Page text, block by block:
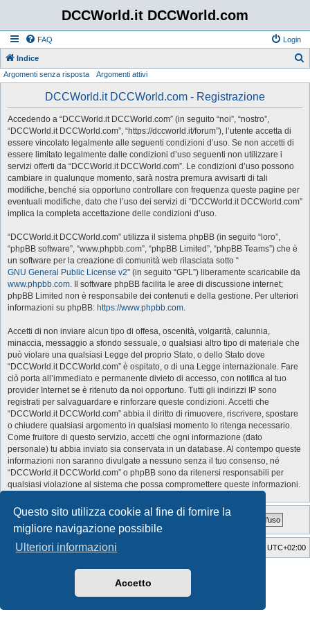
Questo sito utilizza cookie al fine di fornire la
migliore navigazione possibile
Ulteriori informazioni
Accetto
DCCWorld.it DCCWorld.com
FAQ Login
Indice
Argomenti senza risposta Argomenti attivi
DCCWorld.it DCCWorld.com - Registrazione
Accedendo a “DCCWorld.it DCCWorld.com” (in seguito “noi”, “nostro”,
“DCCWorld.it DCCWorld.com”, “https://dccworld.it/forum”), l’utente accetta di
essere vincolato legalmente alle seguenti condizioni d’uso. Se non accetti di
essere limitato legalmente dalle condizioni d’uso seguenti non utilizzare i
servizi offerti da “DCCWorld.it DCCWorld.com”. Le condizioni d’uso possono
cambiare in qualunque momento, sarà nostra premura avvisarti di tali
modifiche, benché sia opportuno controllare con frequenza queste pagine per
eventuali modifiche, dato che l’uso dei servizi di “DCCWorld.it DCCWorld.com”
implica la completa accettazione delle condizioni d’uso.
“DCCWorld.it DCCWorld.com” utilizza il sistema phpBB (in seguito “loro”,
“phpBB software”, “www.phpbb.com”, “phpBB Limited”, “phpBB Teams”) che è
un software per la creazione di comunità web rilasciata sotto “
GNU General Public License v2” (in seguito “GPL”) liberamente scaricabile da
www.phpbb.com. Il software phpBB facilita le aree di discussione internet;
phpBB Limited non è responsabile dei contenuti e della gestione. Per ulteriori
informazioni su phpBB: https://www.phpbb.com.
Accetti di non inviare alcun tipo di offesa, oscenità, volgarità, calunnia,
minaccia, messaggio a sfondo sessuale, o qualsiasi altro tipo di materiale che
può violare una qualsiasi Legge del proprio Stato, o dello Stato dove
“DCCWorld.it DCCWorld.com” è ospitato, o di una Legge internazionale. Fare
ciò porta all’immediato e permanente divieto di accesso, con notifica al tuo
provider Internet se è ritenuto da noi opportuno. Tutti gli indirizzi IP sono
registrati per salvaguardare e rinforzare queste condizioni. Accetti che
“DCCWorld.it DCCWorld.com” abbia il diritto di rimuovere, riscrivere, spostare
o chiudere qualsiasi argomento in qualsiasi momento lo ritenga necessario.
Come fruitore di questo servizio, accetti che ogni informazione (dato
personale) tu abbia inviato sia conservata in un database. Al contempo queste
informazioni non saranno divulgate a nessuno senza il tuo consenso, né
“DCCWorld.it DCCWorld.com” o phpBB sono da ritenersi responsabili per
qualsiasi violazione al sistema che possa compromettere queste informazioni.
Indice UTC+02:00
Style Developer by ©GTA game
phpBB